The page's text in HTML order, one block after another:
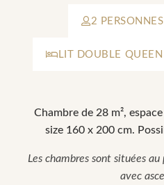
2 PERSONNES
LIT DOUBLE
Chambre de 28 m²,
size 160 x 200 cm.
Les chambres sont situées
avec